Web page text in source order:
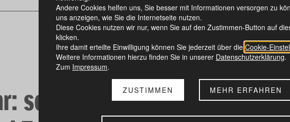
Andere Cookies helfen uns, Sie besser mit Informationen versorgen zu
uns anzeigen, wie Sie die Internetseite nutzen.
Diese Cookies nutzen wir nur, wenn Sie auf den Zustimmen-Button auf
klicken.
Ihre damit erteilte Einwilligung können Sie jederzeit über die Cookie-
Weitere Informationen hierzu finden Sie in unserer Datenschutzerklärung.
Zum Impressum.
ZUSTIMMEN MEHR ERFAHREN
seine